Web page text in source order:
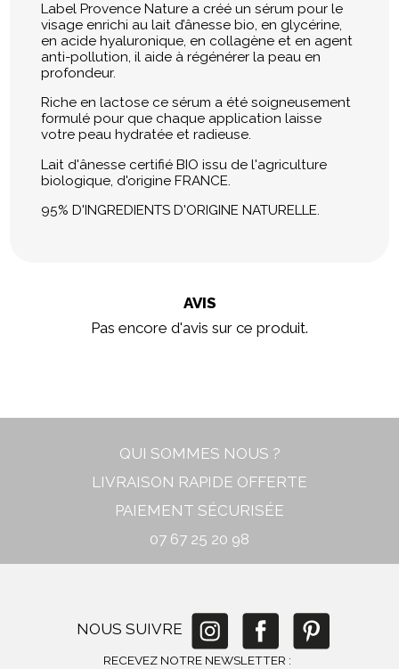
Label Provence Nature a créé un sérum pour le
visage enrichi au lait d’ânesse bio, en glycérine,
en acide hyaluronique, en collagène et en agent
anti-pollution, il aide à régénérer la peau en
profondeur.
Riche en lactose ce sérum a été soigneusement
formulé pour que chaque application laisse
votre peau hydratée et radieuse.
Lait d'ânesse certifié BIO issu de l'agriculture
biologique, d'origine FRANCE.
95% D'INGREDIENTS D'ORIGINE NATURELLE.
AVIS
Pas encore d'avis sur ce produit.
QUI SOMMES NOUS ?
LIVRAISON RAPIDE OFFERTE
PAIEMENT SÉCURISÉE
07 67 25 20 98
NOUS SUIVRE
RECEVEZ NOTRE NEWSLETTER :